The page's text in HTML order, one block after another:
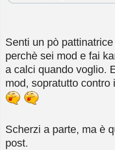
Senti un pò
perchè sei mod e fai
a calci quando voglio.
mod, sopratutto contro
Scherzi a parte, ma è
post.